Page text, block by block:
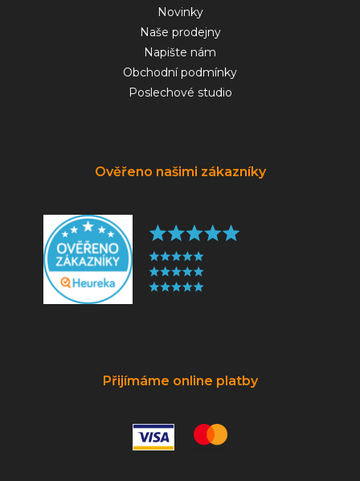
Novinky
Naše prodejny
Napište nám
Obchodní podmínky
Poslechové studio
Ověřeno našimi zákazníky
Přijímáme online platby